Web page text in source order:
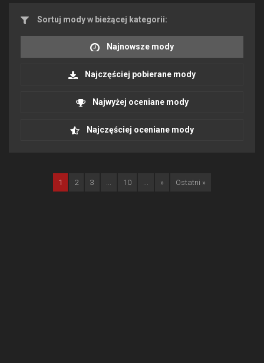
Sortuj mody w bieżącej kategorii:
Najnowsze mody
Najczęściej pobierane mody
Najwyżej oceniane mody
Najczęściej oceniane mody
1 2 3 ... 10 ... » Ostatni »